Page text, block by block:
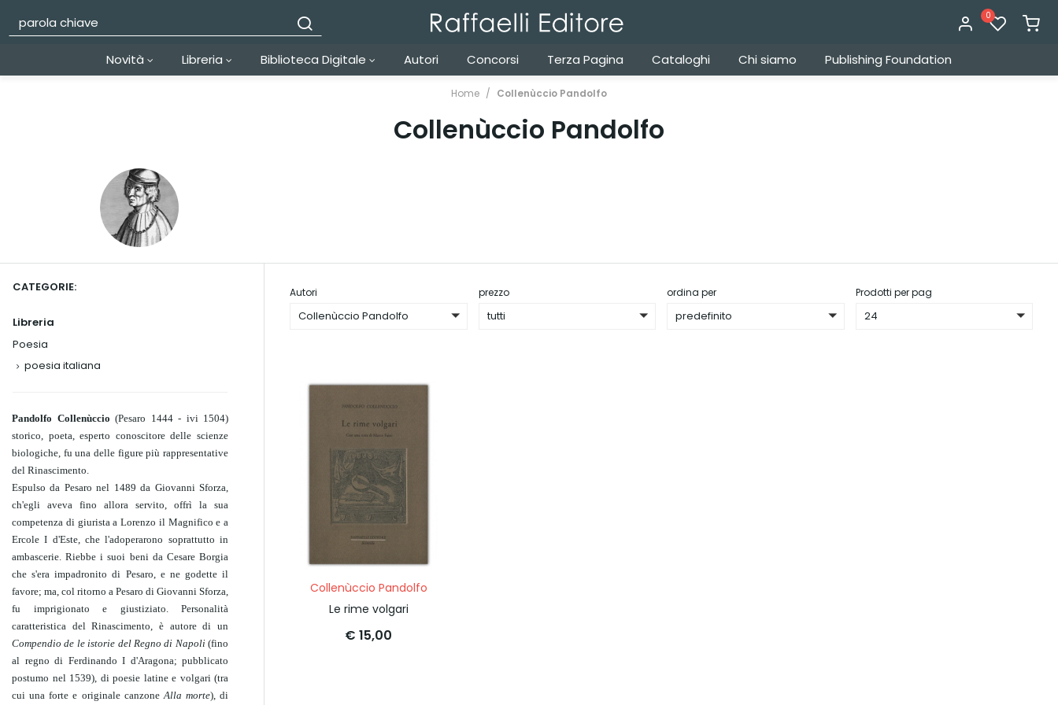
0
Novità Libreria Biblioteca Digitale Autori Concorsi Terza Pagina Cataloghi Chi siamo Publishing Foundation
Home Collenùccio Pandolfo
Collenùccio Pandolfo
CATEGORIE:
Libreria
Poesia
poesia italiana
Pandolfo Collenùccio (Pesaro 1444 - ivi 1504)
storico, poeta, esperto conoscitore delle scienze
biologiche, fu una delle figure più rappresentative
del Rinascimento.
Espulso da Pesaro nel 1489 da Giovanni Sforza,
ch'egli aveva fino allora servito, offrì la sua
competenza di giurista a Lorenzo il Magnifico e a
Ercole I d'Este, che l'adoperarono soprattutto in
ambascerie. Riebbe i suoi beni da Cesare Borgia
che s'era impadronito di Pesaro, e ne godette il
favore; ma, col ritorno a Pesaro di Giovanni Sforza,
fu imprigionato e giustiziato. Personalità
caratteristica del Rinascimento, è autore di un
Compendio de le istorie del Regno di Napoli (fino
al regno di Ferdinando I d'Aragona; pubblicato
postumo nel 1539), di poesie latine e volgari (tra
cui una forte e originale canzoneAlla morte), di
Autori
Collenùccio Pandolfo
prezzo
tutti
ordina per
predefinito
Prodotti per pag
24
Collenùccio Pandolfo
Le rime volgari
€ 15,00